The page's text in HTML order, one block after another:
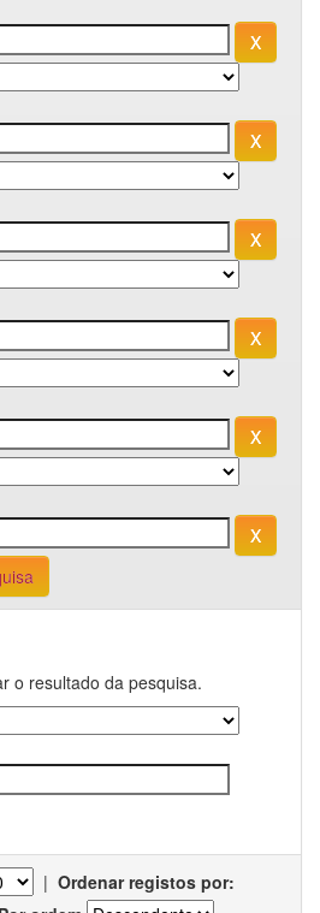
o resultado da pesquisa.
| Ordenar registos por: